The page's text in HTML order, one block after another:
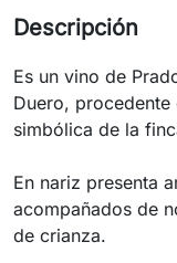
Descripción
Es un vino de
Duero,
simbólica de la
En nariz presenta
acompañados de
de crianza.